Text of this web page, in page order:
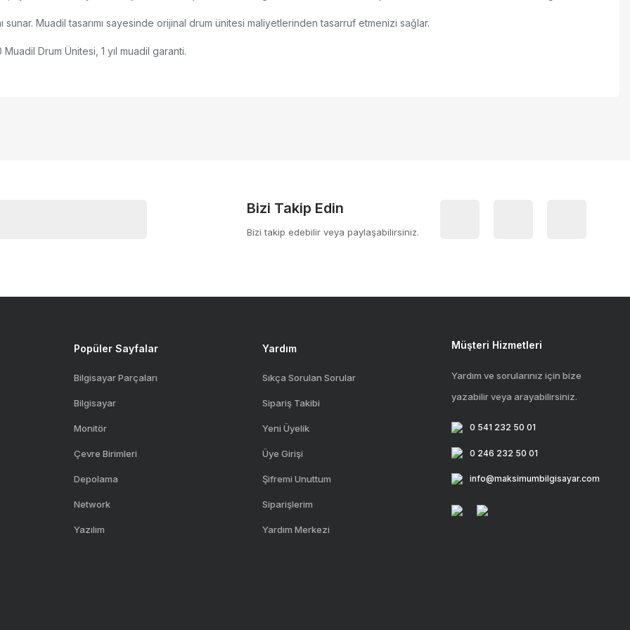
sunar. Muadil tasarımı sayesinde orijinal drum ünitesi maliyetlerinden tasarruf etmenizi sağlar.
Drum Ünitesi, 1 yıl muadil garanti.
Bizi Takip Edin
Bizi takip edebilir veya paylaşabilirsiniz.
Popüler Sayfalar
Bilgisayar Parçaları
Bilgisayar
Monitör
Çevre Birimleri
Depolama
Network
Yazılım
Yardım
Sıkça Sorulan Sorular
Sipariş Takibi
Yeni Üyelik
Üye Girişi
Şifremi Unuttum
Siparişlerim
Yardım Merkezi
Müşteri Hizmetleri
Yardım ve sorularınız için bize
yazabilir veya arayabilirsiniz.
0 541 232 50 01
0 246 232 50 01
info@maksimumbilgisayar.com